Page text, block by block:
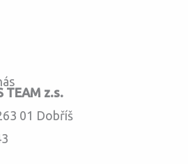
TEAM z.s.
01 Dobříš